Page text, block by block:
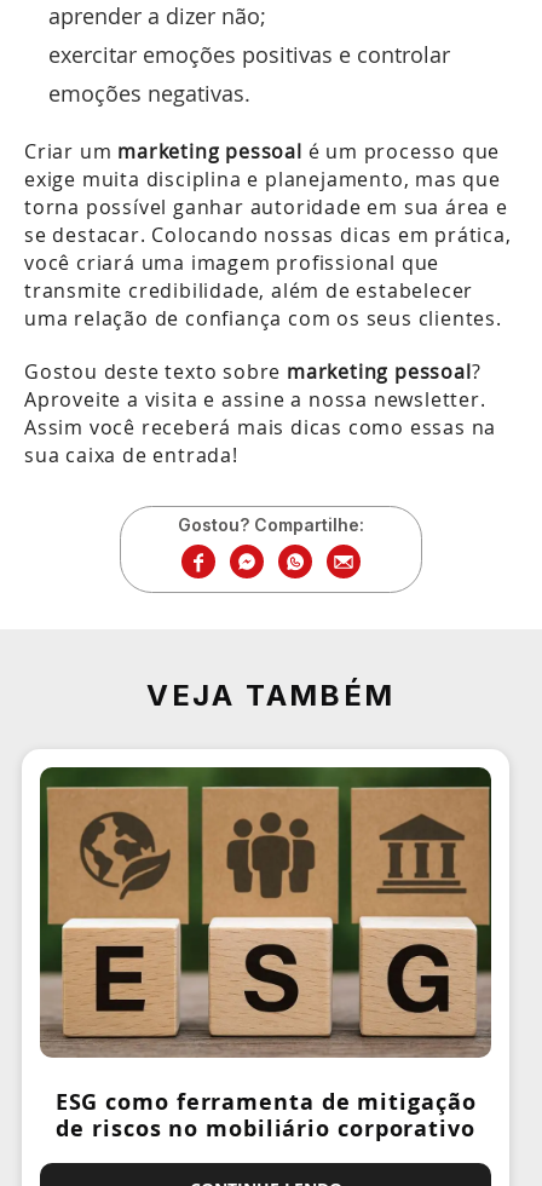
aprender a dizer não;
exercitar emoções positivas e controlar
emoções negativas.
Criar um marketing pessoal é um processo que
exige muita disciplina e planejamento, mas que
torna possível ganhar autoridade em sua área e
se destacar. Colocando nossas dicas em prática,
você criará uma imagem profissional que
transmite credibilidade, além de estabelecer
uma relação de confiança com os seus clientes.
Gostou deste texto sobre marketing pessoal?
Aproveite a visita e assine a nossa newsletter.
Assim você receberá mais dicas como essas na
sua caixa de entrada!
Gostou? Compartilhe:
VEJA TAMBÉM
ESG como ferramenta de mitigação
de riscos no mobiliário corporativo